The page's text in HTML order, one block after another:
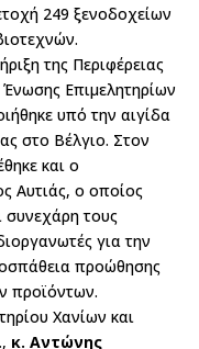
249 ξενοδοχείων
της Περιφέρειας
Ένωσης Επιμελητηρίων
υπό την αιγίδα
στο Βέλγιο. Στον
και ο
Αυτιάς, ο οποίος
συνεχάρη τους
για την
προώθησης
προϊόντων.
Χανίων και
κ. Αντώνης